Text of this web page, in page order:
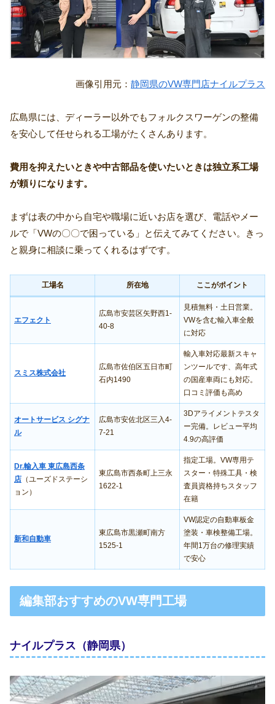
画像引用元： 静岡県のVW専門店ナイルプラス
広島県には、ディーラー以外でもフォルクスワーゲンの整備
を安心して任せられる工場がたくさんあります。
費用を抑えたいときや中古部品を使いたいときは独立系工場
が頼りになります。
まずは表の中から自宅や職場に近いお店を選び、電話やメー
ルで「VWの〇〇で困っている」と伝えてみてください。きっ
と親身に相談に乗ってくれるはずです。
工場名 所在地 ここがポイント
エフェクト
広島市安芸区矢野西1-
40-8
見積無料・土日営業。
VWを含む輸入車全般
に対応
スミス株式会社
広島市佐伯区五日市町
石内1490
輸入車対応最新スキャ
ンツールです、高年式
の国産車両にも対応。
口コミ評価も高め
オートサービス シグナ
ル
広島市安佐北区三入4-
7-21
3Dアライメントテスタ
ー完備。レビュー平均
4.9の高評価
Dr.輸入車 東広島西条
店 （ユーズドステーシ
ョン）
東広島市西条町上三永
1622-1
指定工場。VW専用テ
スター・特殊工具・検
査員資格持ちスタッフ
在籍
新和自動車
東広島市黒瀬町南方
1525-1
VW認定の自動車板金
塗装・車検整備工場。
年間1万台の修理実績
で安心
編集部おすすめのVW専門工場
ナイルプラス（静岡県）